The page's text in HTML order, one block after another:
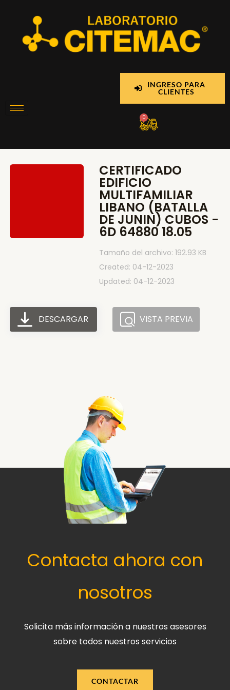
contenido
INGRESO PARA
CLIENTES
0
Cart
CERTIFICADO
EDIFICIO
MULTIFAMILIAR
LIBANO (BATALLA
DE JUNIN) CUBOS -
6D 64880 18.05
Tamaño del archivo: 192.93 KB
Created: 04-12-2023
Updated: 04-12-2023
DESCARGAR VISTA PREVIA
Contacta ahora con
nosotros
Solicita más información a nuestros asesores
sobre todos nuestros servicios
CONTACTAR